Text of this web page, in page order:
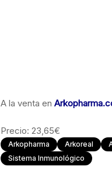
A la venta en
Precio: 23,65€
Arkopharma Arkoreal
Sistema Inmunológico